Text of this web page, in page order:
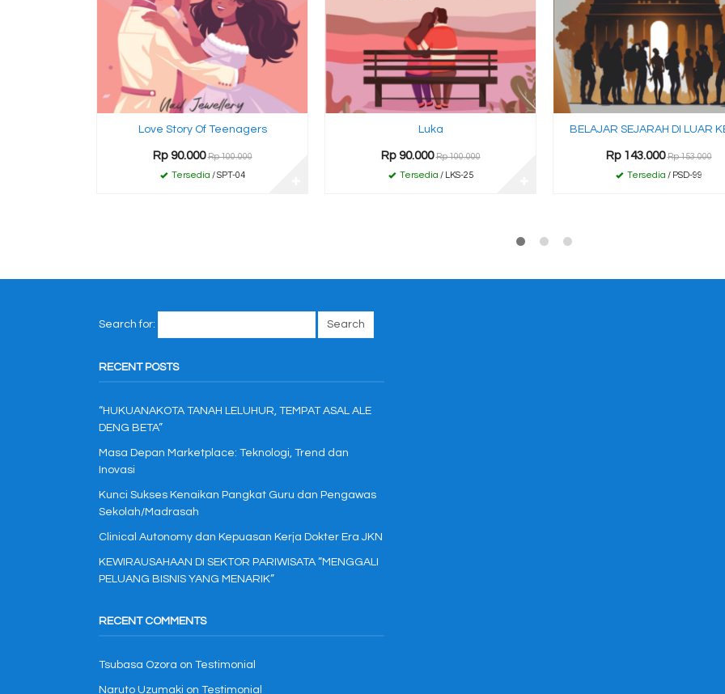
Love Story Of Teenagers
Rp 90.000 Rp 100.000
Tersedia / SPT-04
Luka
Rp 90.000 Rp 100.000
Tersedia / LKS-25
BELAJAR SEJARAH DI LUAR
Rp 143.000 Rp 153.000
Tersedia / PSD-99
Search for:
RECENT POSTS
“HUKUANAKOTA TANAH LELUHUR, TEMPAT ASAL ALE
DENG BETA”
Masa Depan Marketplace: Teknologi, Trend dan
Inovasi
Kunci Sukses Kenaikan Pangkat Guru dan Pengawas
Sekolah/Madrasah
Clinical Autonomy dan Kepuasan Kerja Dokter Era JKN
KEWIRAUSAHAAN DI SEKTOR PARIWISATA “MENGGALI
PELUANG BISNIS YANG MENARIK”
RECENT COMMENTS
Tsubasa Ozora on Testimonial
Naruto Uzumaki on Testimonial